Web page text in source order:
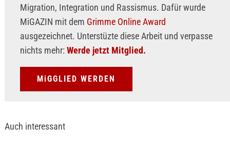
Migration, Integration und Rassismus. Dafür wurde
MiGAZIN mit dem Grimme Online Award
ausgezeichnet. Unterstüzte diese Arbeit und verpasse
nichts mehr: Werde jetzt Mitglied.
MiGGLIED WERDEN
Auch interessant